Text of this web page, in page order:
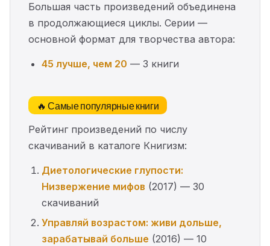
Большая часть произведений объединена
в продолжающиеся циклы. Серии —
основной формат для творчества автора:
45 лучше, чем 20 — 3 книги
🔥 Самые популярные книги
Рейтинг произведений по числу
скачиваний в каталоге Книгизм:
Диетологические глупости:
Низвержение мифов (2017) — 30
скачиваний
Управляй возрастом: живи дольше,
зарабатывай больше (2016) — 10